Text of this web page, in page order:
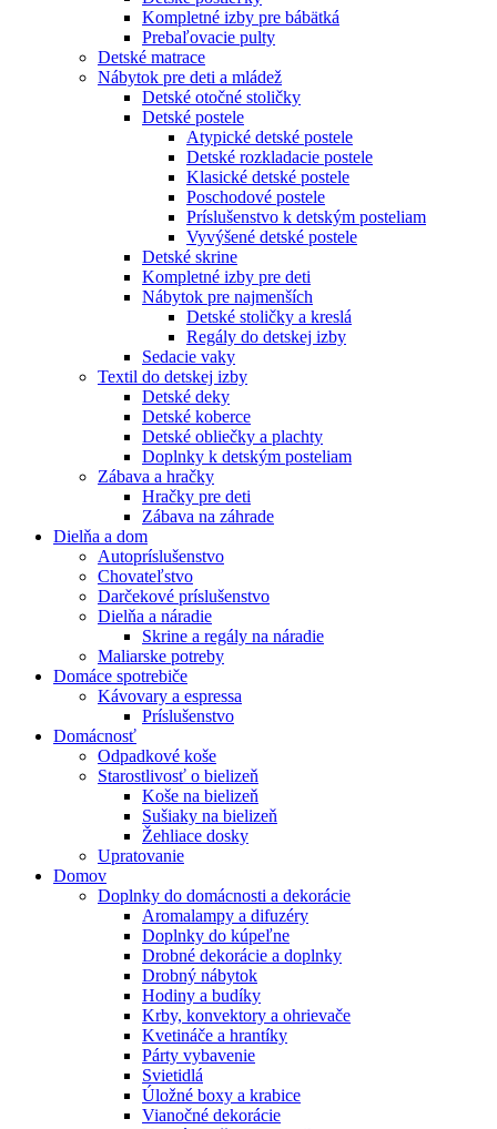
Kompletné izby pre bábätká
Prebaľovacie pulty
Detské matrace
Nábytok pre deti a mládež
Detské otočné stoličky
Detské postele
Atypické detské postele
Detské rozkladacie postele
Klasické detské postele
Poschodové postele
Príslušenstvo k detským posteliam
Vyvýšené detské postele
Detské skrine
Kompletné izby pre deti
Nábytok pre najmenších
Detské stoličky a kreslá
Regály do detskej izby
Sedacie vaky
Textil do detskej izby
Detské deky
Detské koberce
Detské obliečky a plachty
Doplnky k detským posteliam
Zábava a hračky
Hračky pre deti
Zábava na záhrade
Dielňa a dom
Autopríslušenstvo
Chovateľstvo
Darčekové príslušenstvo
Dielňa a náradie
Skrine a regály na náradie
Maliarske potreby
Domáce spotrebiče
Kávovary a espressa
Príslušenstvo
Domácnosť
Odpadkové koše
Starostlivosť o bielizeň
Koše na bielizeň
Sušiaky na bielizeň
Žehliace dosky
Upratovanie
Domov
Doplnky do domácnosti a dekorácie
Aromalampy a difuzéry
Doplnky do kúpeľne
Drobné dekorácie a doplnky
Drobný nábytok
Hodiny a budíky
Krby, konvektory a ohrievače
Kvetináče a hrantíky
Párty vybavenie
Svietidlá
Úložné boxy a krabice
Vianočné dekorácie